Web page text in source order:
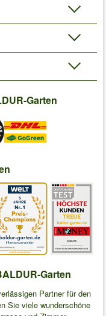
Garten
Garten
Partner für den
Sie viele wunderschöne